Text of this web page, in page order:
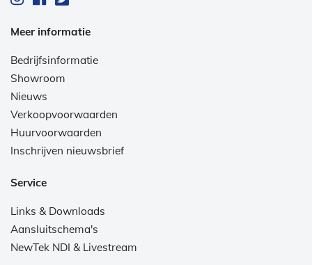
Meer informatie
Bedrijfsinformatie
Showroom
Nieuws
Verkoopvoorwaarden
Huurvoorwaarden
Inschrijven nieuwsbrief
Service
Links & Downloads
Aansluitschema's
NewTek NDI & Livestream